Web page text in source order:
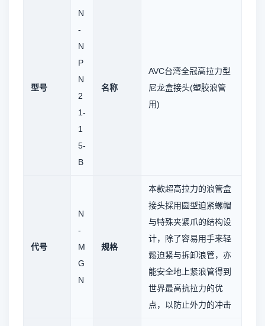
型号
N
-
N
P
N
2
1-
1
5-
B
名称
AVC台湾全冠高拉力型
尼龙盒接头(塑胶浪管
用)
代号
N
-
M
G
N
规格
本款超高拉力的浪管盒
接头採用圆型迫紧螺帽
与特殊夹紧爪的结构设
计，除了容易用手来轻
鬆迫紧与拆卸浪管，亦
能安全地上紧浪管得到
世界最高抗拉力的优
点，以防止外力的冲击